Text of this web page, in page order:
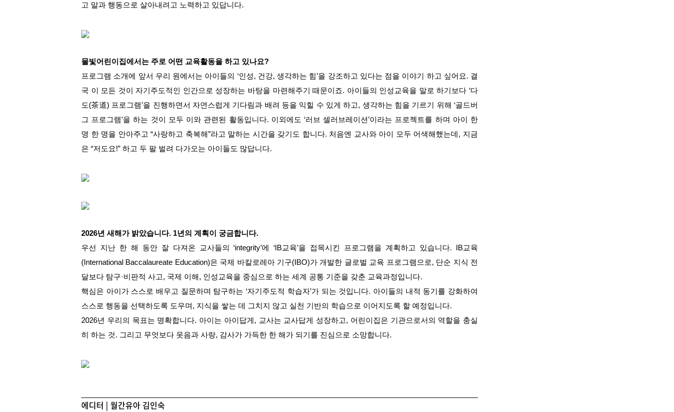
고 말과 행동으로 살아내려고 노력하고 있답니다.
물빛어린이집에서는 주로 어떤 교육활동을 하고 있나요?
프로그램 소개에 앞서 우리 원에서는 아이들의 ‘인성, 건강, 생각하는 힘’을 강조하고 있다는 점을 이야기 하고 싶어요. 결
국 이 모든 것이 자기주도적인 인간으로 성장하는 바탕을 마련해주기 때문이죠. 아이들의 인성교육을 말로 하기보다 ‘다
도(茶道) 프로그램’을 진행하면서 자연스럽게 기다림과 배려 등을 익힐 수 있게하고, 생각하는 힘을 기르기 위해 ‘골드버
그 프로그램’을 하는 것이 모두 이와 관련된 활동입니다. 이외에도 ‘러브 셀러 브레이션’이라는 프로젝트를 하며 아이 한
명 한 명을 안아주고 “사랑하고 축복해”라고 말하는 시간을 갖기도 합니다. 처음엔 교사와 아이 모두 어색해했는데, 지금
은 “저도요!” 하고 두 팔 벌려 다가오는 아이들도 많답니다.
2026년 새해가 밝았습니다. 1년의 계획이 궁금합니다.
우선 지난 한 해 동안 잘 다져온 교사들의 ‘integrity’에 ‘IB교육’을 접목시킨 프로그램을 계획하고 있습니다. IB교육
(International Baccalaureate Education)은 국제 바칼로레아 기구(IBO)가 개발한 글로벌 교육 프로그램으로, 단순 지식 전
달보다 탐구·비판적 사고, 국제 이해, 인성교육을 중심으로 하는 세계 공통 기준을 갖춘 교육과정입니다.
핵심은 아이가 스스로 배우고 질문하며 탐구하는 ‘자기주도적 학습자’가 되는 것입니다. 아이들의 내적 동기를 강화하여
스스로 행동을 선택하도록 도우며, 지식을 쌓는 데 그치지 않고 실천 기반의 학습으로 이어지도록 할 예정입니다.
2026년 우리의 목표는 명확합니다. 아이는 아이답게, 교사는 교사답게 성장하고, 어린이집은 기관으로서의 역할을 충실
히 하는 것. 그리고 무엇보다 웃음과 사랑, 감사가 가득한 한 해가 되기를 진심으로 소망합니다.
에디터 | 월간유아 김인숙